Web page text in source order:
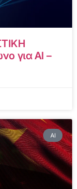
για AI –
AI